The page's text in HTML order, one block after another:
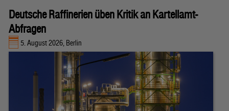
Deutsche Raffinerien üben Kritik an Kartellamt-
Abfragen
5. August 2026, Berlin